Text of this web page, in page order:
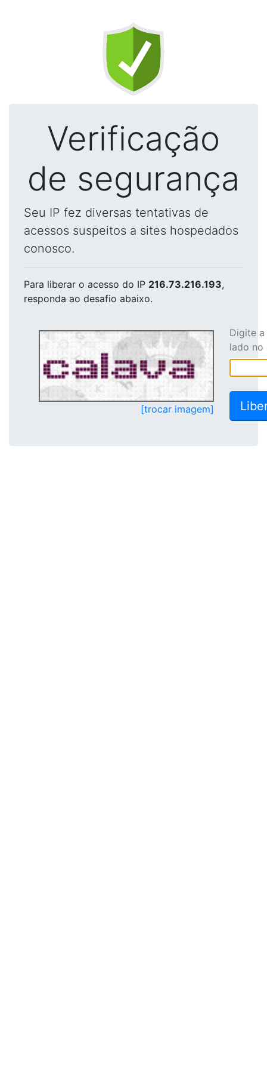
Verificação
de segurança
Seu IP fez diversas tentativas de
acessos suspeitos a sites hospedados
conosco.
Para liberar o acesso do IP 216.73.216.193,
responda ao desafio abaixo.
[trocar imagem]
Digite
lado no